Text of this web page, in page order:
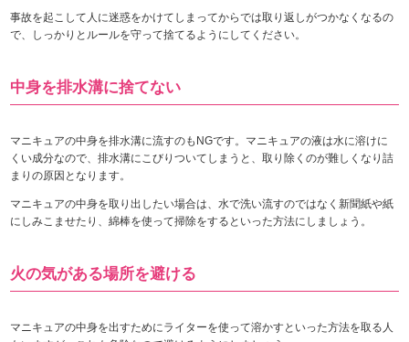
事故を起こして人に迷惑をかけてしまってからでは取り返しがつかなくなるの
で、しっかりとルールを守って捨てるようにしてください。
中身を排水溝に捨てない
マニキュアの中身を排水溝に流すのもNGです。マニキュアの液は水に溶けに
くい成分なので、排水溝にこびりついてしまうと、取り除くのが難しくなり詰
まりの原因となります。
マニキュアの中身を取り出したい場合は、水で洗い流すのではなく新聞紙や紙
にしみこませたり、綿棒を使って掃除をするといった方法にしましょう。
火の気がある場所を避ける
マニキュアの中身を出すためにライターを使って溶かすといった方法を取る人